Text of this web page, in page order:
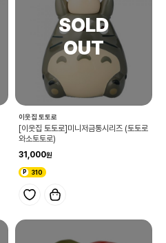
이웃집 토토로
[이웃집 토토로]미니저금통시리즈 (토토로
와소토토로)
31,000
310